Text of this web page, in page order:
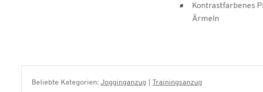
Kontrastfarbenes
Ärmeln
Beliebte Kategorien: Jogginganzug Trainingsanzug